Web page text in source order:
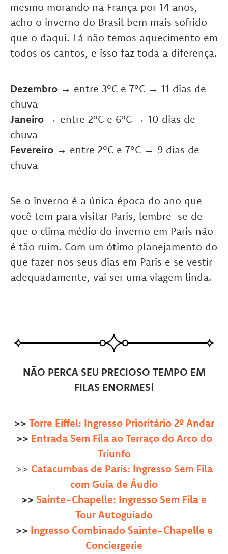
mesmo morando na França por 14 anos,
acho o inverno do Brasil bem mais sofrido
que o daqui. Lá não temos aquecimento em
todos os cantos, e isso faz toda a diferença.
Dezembro → entre 3°C e 7°C → 11 dias de
chuva
Janeiro → entre 2°C e 6°C → 10 dias de
chuva
Fevereiro → entre 2°C e 7°C → 9 dias de
chuva
Se o inverno é a única época do ano que
você tem para visitar Paris, lembre-se de
que o clima médio do inverno em Paris não
é tão ruim. Com um ótimo planejamento do
que fazer nos seus dias em Paris e se vestir
adequadamente, vai ser uma viagem linda.
NÃO PERCA SEU PRECIOSO TEMPO EM
FILAS ENORMES!
>> Torre Eiffel: Ingresso Prioritário 2º Andar
>> Entrada Sem Fila ao Terraço do Arco do
Triunfo
>> Catacumbas de Paris: Ingresso Sem Fila
com Guia de Áudio
>> Sainte-Chapelle: Ingresso Sem Fila e
Tour Autoguiado
>> Ingresso Combinado Sainte-Chapelle e
Conciergerie